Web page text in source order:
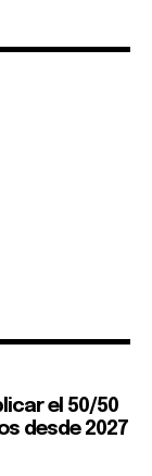
el 50/50
desde 2027